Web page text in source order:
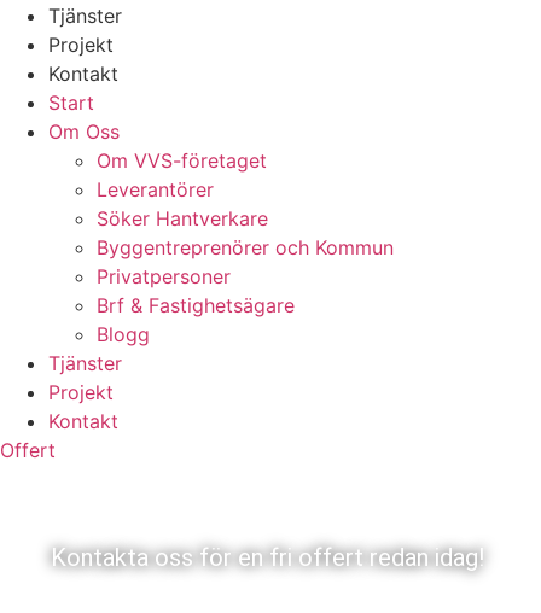
Tjänster
Projekt
Kontakt
Start
Om Oss
Om VVS-företaget
Leverantörer
Söker Hantverkare
Byggentreprenörer och Kommun
Privatpersoner
Brf & Fastighetsägare
Blogg
Tjänster
Projekt
Kontakt
Offert
Kontakta oss för en fri offert redan idag!